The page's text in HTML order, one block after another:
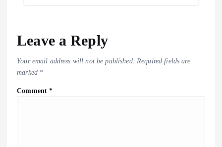
Leave a Reply
Your email address will not be published. Required fields are
marked *
Comment*